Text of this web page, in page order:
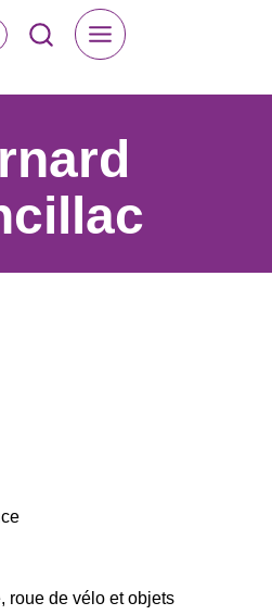
roue de vélo et objets